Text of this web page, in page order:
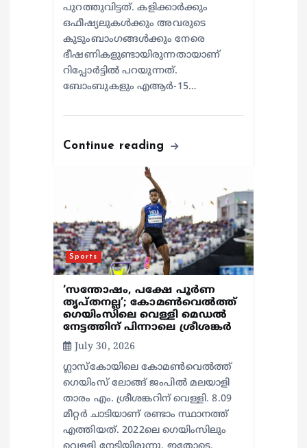
പുറത്തുവിട്ടത്. കളിക്കാർക്കും
ഒഫീഷ്യലുകൾക്കും അവരുടെ
കുടുംബാംഗങ്ങൾക്കും നേരെ
ഭീഷണികളുണ്ടായിരുന്നതായാണ്
റിപ്പോർട്ടിൽ പറയുന്നത്.
ബോംബുകളും എആർ-15…
Continue reading
Sports
‘സന്തോഷം, പക്ഷേ പൂര്‍ണ
തൃപ്തനല്ല’; കോമണ്‍വെല്‍ത്ത്
ഗെയിംസിലെ വെള്ളി മെഡല്‍
നേട്ടത്തിന് പിന്നാലെ ശ്രീശങ്കര്‍
July 30, 2026
ഗ്ലാസ്‌കോയിലെ കോമണ്‍വെല്‍ത്ത്
ഗെയിംസ് ലോങ്ങ് ജംപില്‍ മലയാളി
താരം എം. ശ്രീശങ്കറിന് വെള്ളി. 8.09
മീറ്റര്‍ ചാടിയാണ് രണ്ടാം സ്ഥാനത്ത്
എത്തിയത്. 2022ലെ ഗെയിംസിലും